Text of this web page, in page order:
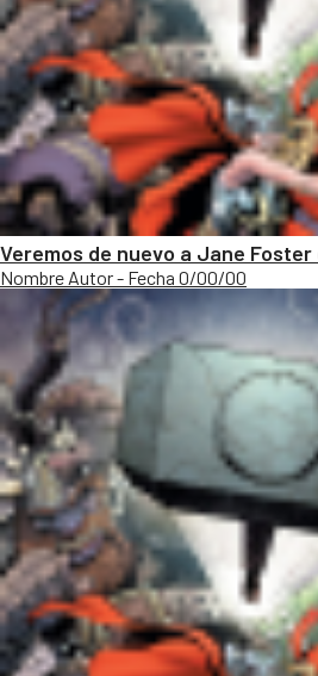
Veremos de nuevo a Jane Foster
Nombre Autor - Fecha 0/00/00